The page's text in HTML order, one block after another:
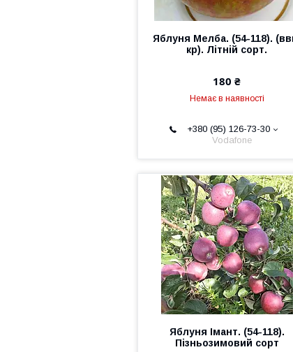
Яблуня Мелба. (54-118).
кр). Літній сорт.
180 ₴
Немає в наявності
+380 (95) 126-73-30
Vodafone
Яблуня Імант. (54-118).
Пізньозимовий сорт